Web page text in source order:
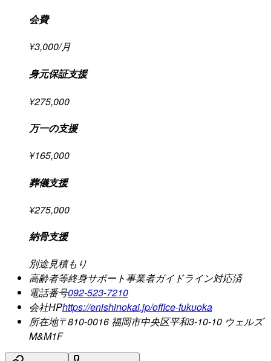
会費
¥3,000/月
身元保証支援
¥275,000
万一の支援
¥165,000
葬儀支援
¥275,000
納骨支援
別途見積もり
高齢者等終身サポート事業者ガイドライン対応済
電話番号092-523-7210
会社HPhttps://enishinokai.jp/office-fukuoka
所在地〒810-0016 福岡市中央区平和3-10-10 ウェルズ
M&M1F